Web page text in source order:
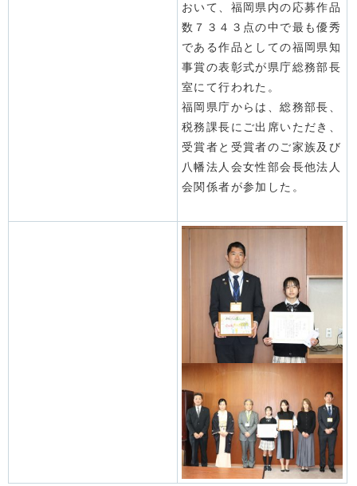
おいて、福岡県内の応募作品
数７３４３点の中で最も優秀
である作品としての福岡県知
事賞の表彰式が県庁総務部長
室にて行われた。
福岡県庁からは、総務部長、
税務課長にご出席いただき、
受賞者と受賞者のご家族及び
八幡法人会女性部会長他法人
会関係者が参加した。